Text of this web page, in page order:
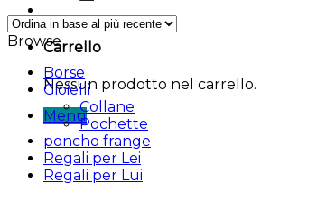
Carrello
Nessun prodotto nel carrello.
Menu
Browse
Borse
Gioielli
Collane
Pochette
poncho frange
Regali per Lei
Regali per Lui